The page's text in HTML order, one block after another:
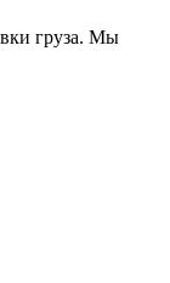
груза. Мы